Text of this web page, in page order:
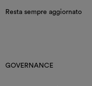
Resta sempre aggiornato
GOVERNANCE